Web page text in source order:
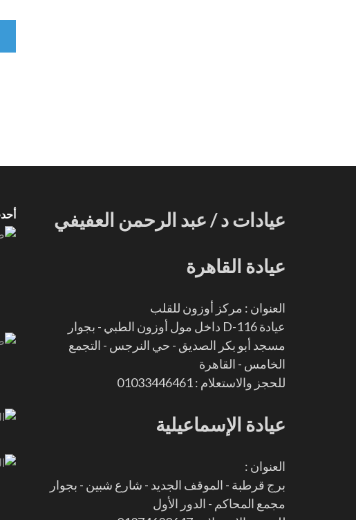
عيادات د / عبد الرحمن العفيفي
عيادة القاهرة
العنوان : مركز أوزون للقلب
عيادة D-116 داخل مول أوزون الطبي - بجوار
مسجد أبو بكر الصديق - حي النرجس - التجمع
الخامس - القاهرة
للحجز والاستعلام : 01033446461
عيادة الإسماعيلية
العنوان :
برج قرطبة - الموقف الجديد - شارع شبين - بجوار
مجمع المحاكم - الدور الأول